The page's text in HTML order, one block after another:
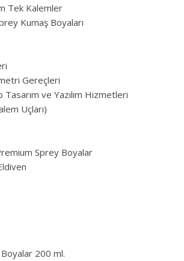
Tek Kalemler
Kumaş Boyaları
Gereçleri
ve Yazılım Hizmetleri
Uçları)
Sprey Boyalar
200 ml.